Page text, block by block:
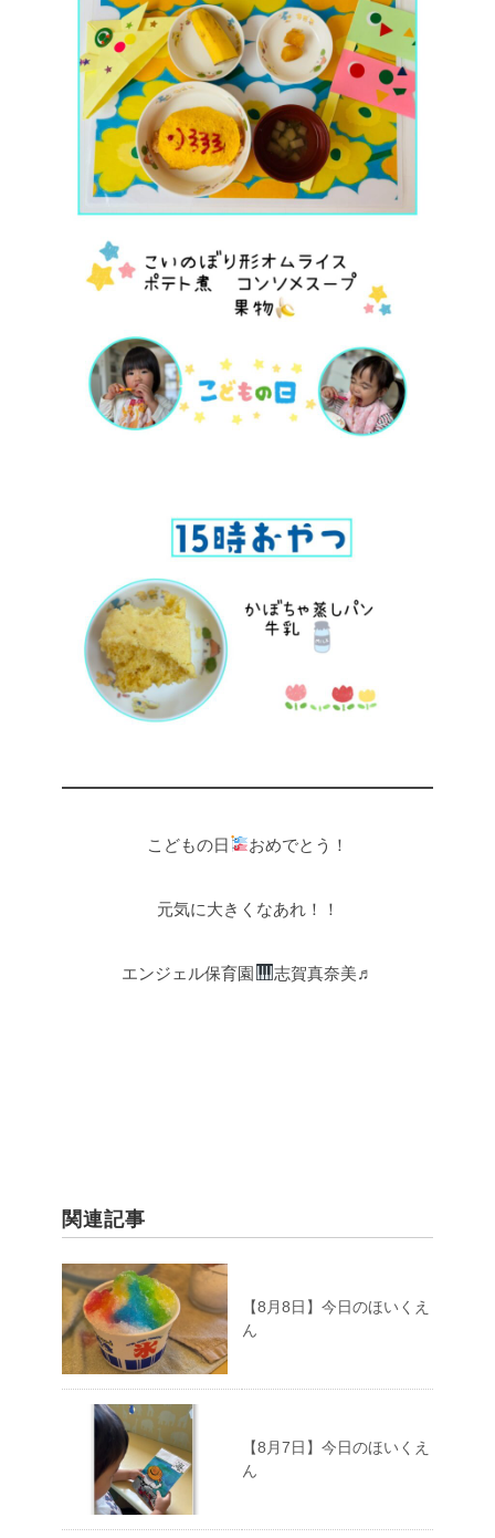
こどもの日 おめでとう！
元気に大きくなあれ！！
エンジェル保育園 志賀真奈美♬
関連記事
【8月8日】今日のほいくえ
ん
【8月7日】今日のほいくえ
ん